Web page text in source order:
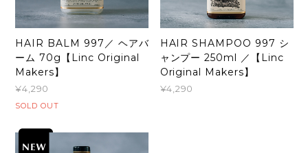
HAIR BALM 997／ ヘアバ
ーム 70g【Linc Original
Makers】
¥4,290
SOLD OUT
HAIR SHAMPOO 997 シ
ャンプー 250ml ／【Linc
Original Makers】
¥4,290